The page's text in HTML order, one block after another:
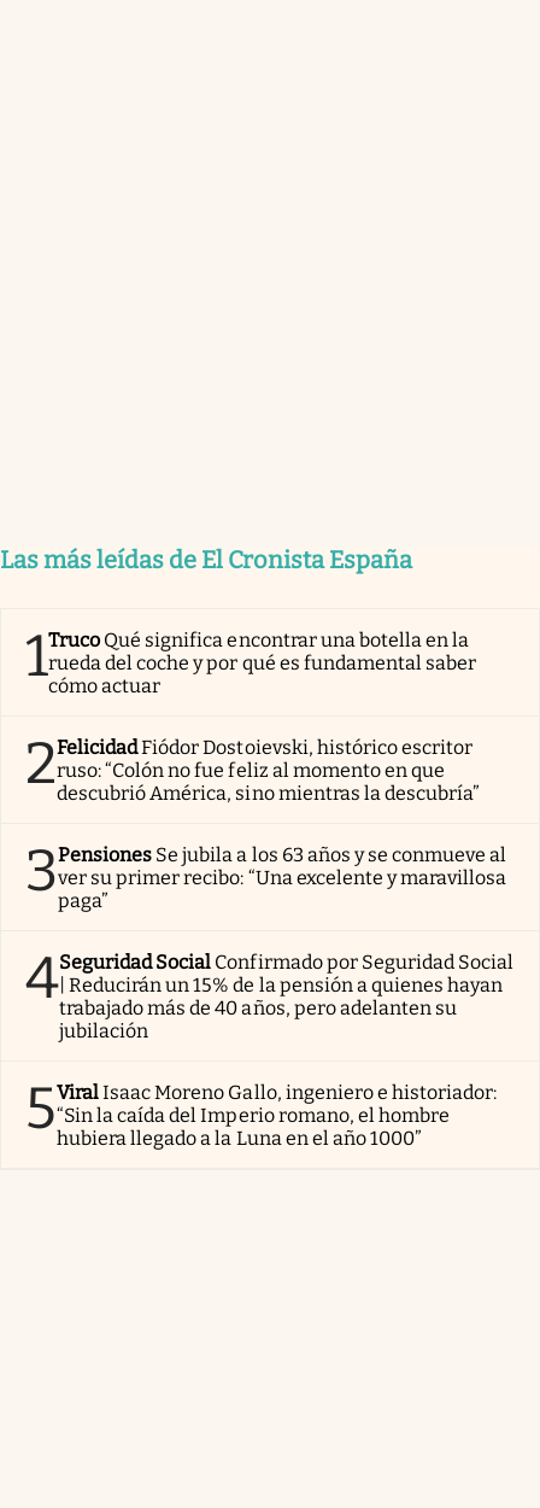
Las más leídas de El Cronista España
1Truco Qué significa encontrar una botella en la
rueda del coche y por qué es fundamental saber
cómo actuar
2FelicidadFiódor Dostoievski, histórico escritor
ruso: “Colón no fue feliz al momento en que
descubrió América, sino mientras la descubría”
3Pensiones Se jubila a los 63 años y se conmueve al
ver su primer recibo: “Una excelente y maravillosa
paga”
4Seguridad Social Confirmado por Seguridad Social
| Reducirán un 15% de la pensión a quienes hayan
trabajado más de 40 años, pero adelanten su
jubilación
5ViralIsaac Moreno Gallo, ingeniero e historiador:
“Sin la caída del Imperio romano, el hombre
hubiera llegado a la Luna en el año 1000”